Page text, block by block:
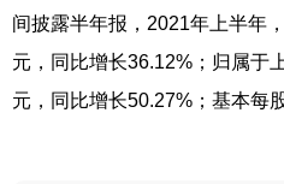
间披露半年报，2021年上半年
元，同比增长36.12%；归属于
元，同比增长50.27%；基本每